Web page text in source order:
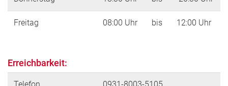
Freitag 08:00 Uhr bis 12:00 Uhr
Erreichbarkeit: